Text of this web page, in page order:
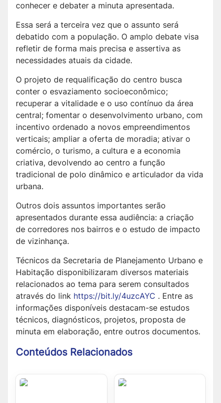
conhecer e debater a minuta apresentada.
Essa será a terceira vez que o assunto será
debatido com a população. O amplo debate visa
refletir de forma mais precisa e assertiva as
necessidades atuais da cidade.
O projeto de requalificação do centro busca
conter o esvaziamento socioeconômico;
recuperar a vitalidade e o uso contínuo da área
central; fomentar o desenvolvimento urbano, com
incentivo ordenado a novos empreendimentos
verticais; ampliar a oferta de moradia; ativar o
comércio, o turismo, a cultura e a economia
criativa, devolvendo ao centro a função
tradicional de polo dinâmico e articulador da vida
urbana.
Outros dois assuntos importantes serão
apresentados durante essa audiência: a criação
de corredores nos bairros e o estudo de impacto
de vizinhança.
Técnicos da Secretaria de Planejamento Urbano e
Habitação disponibilizaram diversos materiais
relacionados ao tema para serem consultados
através do link https://bit.ly/4uzcAYC . Entre as
informações disponíveis destacam-se estudos
técnicos, diagnósticos, projetos, proposta de
minuta em elaboração, entre outros documentos.
Conteúdos Relacionados